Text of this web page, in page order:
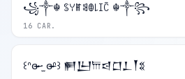
16 CAR.
꧁༒☬ ꌗꌩꂵꌃꂦ꒒ꀤꉓ ☬༒꧂
꒰ᐢɞ̴̶̷ ·̫ ɞ̴̶̷ᐢ꒱ 𒂍𒌨𐎠𒁀𒆸𒁇𒐕𒐏